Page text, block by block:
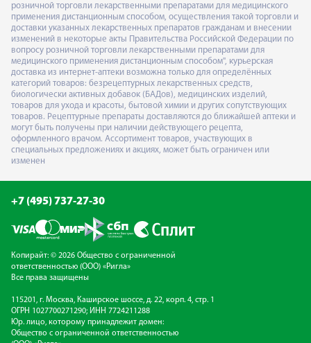
розничной торговли лекарственными препаратами для медицинского
применения дистанционным способом, осуществления такой торговли и
доставки указанных лекарственных препаратов гражданам и внесении
изменений в некоторые акты Правительства Российской Федерации по
вопросу розничной торговли лекарственными препаратами для
медицинского применения дистанционным способом", курьерская
доставка из интернет-аптеки возможна только для определённых
категорий товаров: безрецептурных лекарственных средств,
биологически активных добавок (БАДов), медицинских изделий,
товаров для ухода и красоты, бытовой химии и других сопутствующих
товаров. Рецептурные препараты доставляются до ближайшей аптеки и
могут быть получены при наличии действующего рецепта,
оформленного врачом. Ассортимент товаров, участвующих в
специальных предложениях и акциях, может быть ограничен или
изменен
+7 (495) 737-27-30
Копирайт: © 2026 Общество с ограниченной
ответственностью (ООО) «Ригла»
Все права защищены
115201, г. Москва, Каширское шоссе, д. 22, корп. 4, стр. 1
ОГРН 1027700271290; ИНН 7724211288
Юр. лицо, которому принадлежит домен:
Общество с ограниченной ответственностью